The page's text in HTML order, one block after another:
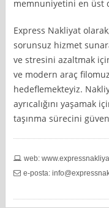
memnuniyetini en üst
Express Nakliyat
sorunsuz hizmet
ve stresini azaltmak
ve modern araç
hedeflemekteyiz.
ayrıcalığını yaşamak
taşınma sürecini
web:
e-posta: